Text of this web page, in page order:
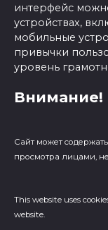
интерфейс
устройствах,
мобильные
привычки
уровень
Внимание!
Сайт может
просмотра лицами,
This website uses
website.